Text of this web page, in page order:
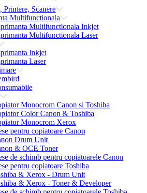
Printere, Scanere
Multifunctionala
Multifunctionala Inkjet
Multifunctionala Laser
Inkjet
Laser
Monocrom Canon si Toshiba
Color Canon & Toshiba
Monocrom Xerox
pentru copiatoare Canon
Drum Unit
& OCE Toner
de schimb pentru copiatoarele Canon
pentru copiatoare Toshiba
& Xerox - Drum Unit
& Xerox - Toner & Developer